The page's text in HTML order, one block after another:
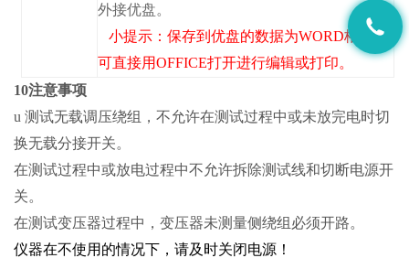
外接优盘。
小提示：保存到优盘的数据为WORD格式，
可直接用OFFICE打开进行编辑或打印。
10注意事项
u 测试无载调压绕组，不允许在测试过程中或未放完电时切
换无载分接开关。
在测试过程中或放电过程中不允许拆除测试线和切断电源开
关。
在测试变压器过程中，变压器未测量侧绕组必须开路。
仪器在不使用的情况下，请及时关闭电源！